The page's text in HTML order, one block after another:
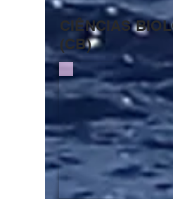
CIÊNCIAS
(CB)